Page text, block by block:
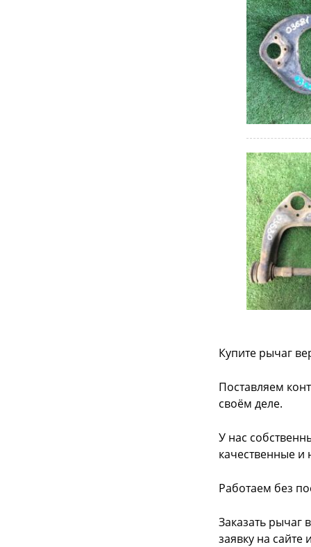
Купите рычаг
Поставляем
своём деле.
У нас
качественные и
Работаем без
Заказать
заявку на сайте